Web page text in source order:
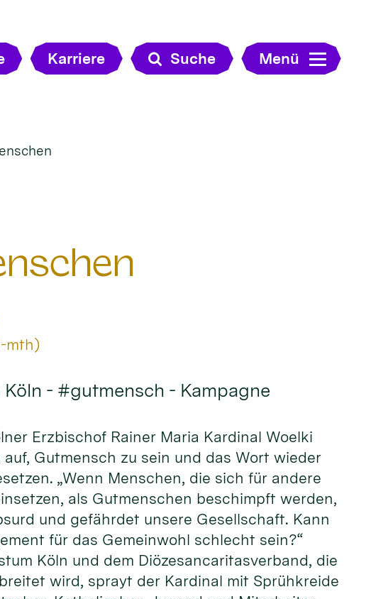
Karriere Suche Menü
mth)
- #gutmensch - Kampagne
Erzbischof Rainer Maria Kardinal Woelki
Gutmensch zu sein und das Wort wieder
„Wenn Menschen, die sich für andere
als Gutmenschen beschimpft werden,
und gefährdet unsere Gesellschaft. Kann
für das Gemeinwohl schlecht sein?“
Köln und dem Diözesancaritasverband, die
wird, sprayt der Kardinal mit Sprühkreide